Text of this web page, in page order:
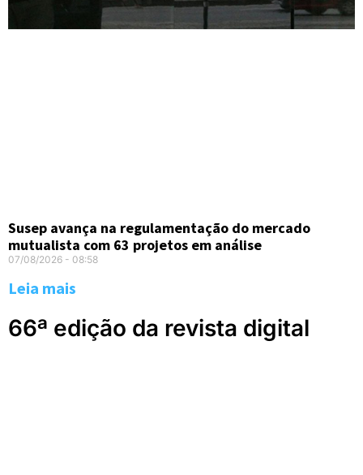
Susep avança na regulamentação do mercado
mutualista com 63 projetos em análise
07/08/2026 08:58
Leia mais
66ª edição da revista digital